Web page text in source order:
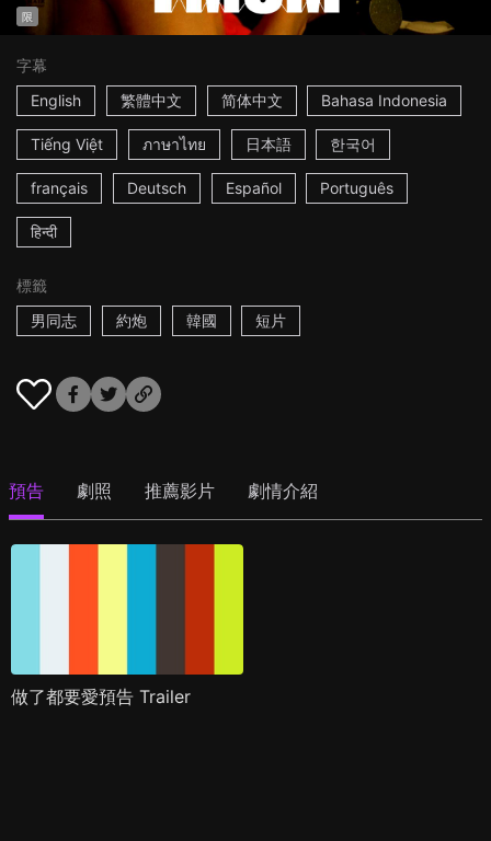
限
字幕
English
繁體中文 简体中文 Bahasa Indonesia
Tiếng Việt ภาษาไทย 日本語 한국어
français Deutsch Español Português
हिन्दी
標籤
男同志
約炮 韓國 短片
預告 劇照 推薦影片 劇情介紹
做了都要愛預告 Trailer